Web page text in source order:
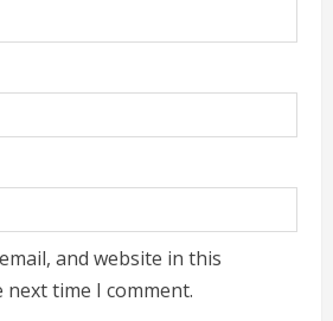
and website in this
time I comment.